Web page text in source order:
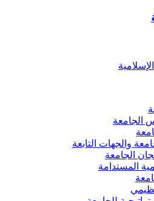
الجامعة
والجهات التابعة
الجامعة
المستدامة